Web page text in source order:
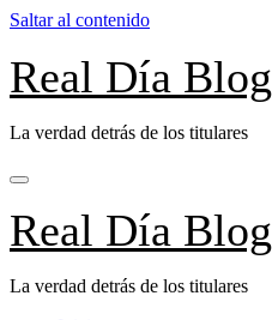
Saltar al contenido
Real Día Blog
La verdad detrás de los titulares
Real Día Blog
La verdad detrás de los titulares